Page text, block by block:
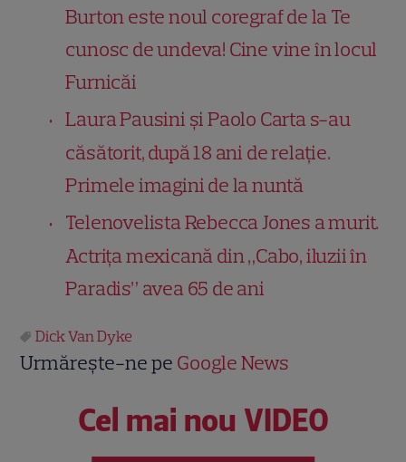
Burton este noul coregraf de la Te
cunosc de undeva! Cine vine în locul
Furnicăi
Laura Pausini și Paolo Carta s-au
căsătorit, după 18 ani de relație.
Primele imagini de la nuntă
Telenovelista Rebecca Jones a murit.
Actrița mexicană din „Cabo, iluzii în
Paradis” avea 65 de ani
Dick Van Dyke
Urmărește-ne pe Google News
Cel mai nou VIDEO